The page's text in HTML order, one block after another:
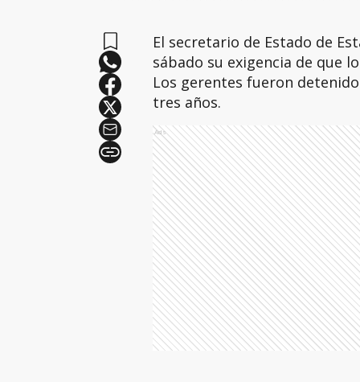
El secretario de Estado de
sábado su exigencia de que
Los gerentes fueron
tres años.
Ads